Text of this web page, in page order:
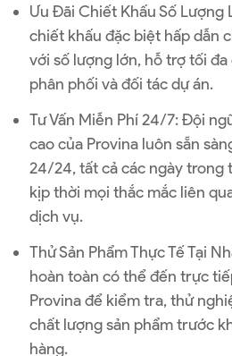
Ưu Đãi Chiết Khấu Số Lượng
chiết khấu đặc biệt hấp dẫn
với số lượng lớn, hỗ trợ tối đa
phân phối và đối tác dự án.
Tư Vấn Miễn Phí 24/7: Đội
cao của Provina luôn sẵn
24/24, tất cả các ngày trong
kịp thời mọi thắc mắc liên
dịch vụ.
Thử Sản Phẩm Thực Tế Tại
hoàn toàn có thể đến trực
Provina để kiểm tra, thử
chất lượng sản phẩm trước
hàng.